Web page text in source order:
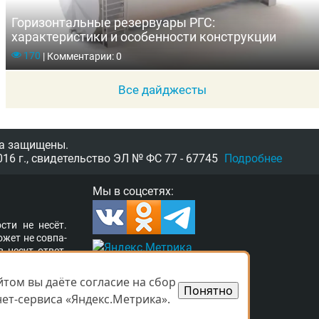
Горизонтальные резервуары РГС:
характеристики и особенности конструкции
170 |Комментарии: 0
Все дайджесты
защищены.
г., свидетельство ЭЛ № ФС 77 - 67745 Подробнее
Мы в соцсетях:
не несёт.
не сов­па­
несут от­вет­
свя­зать­ся с
прав. Ва­ши
при­ня­ты.
вы даёте согласие на сбор
сервиса «Яндекс.Метрика».
Понятно
вы даёте согласие на сбор
сервиса «Яндекс.Метрика».
Понятно